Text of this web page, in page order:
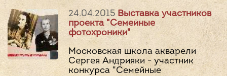
24.04.2015 Выставка участников
проекта "Семейные
фотохроники"
Московская школа акварели
Сергея Андрияки - участник
конкурса "Семейные